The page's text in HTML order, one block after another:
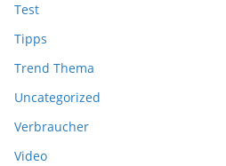
Test
Tipps
Trend Thema
Uncategorized
Verbraucher
Video